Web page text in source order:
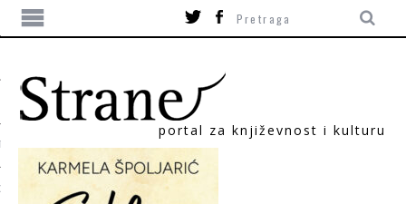
portal za književnost i kulturu